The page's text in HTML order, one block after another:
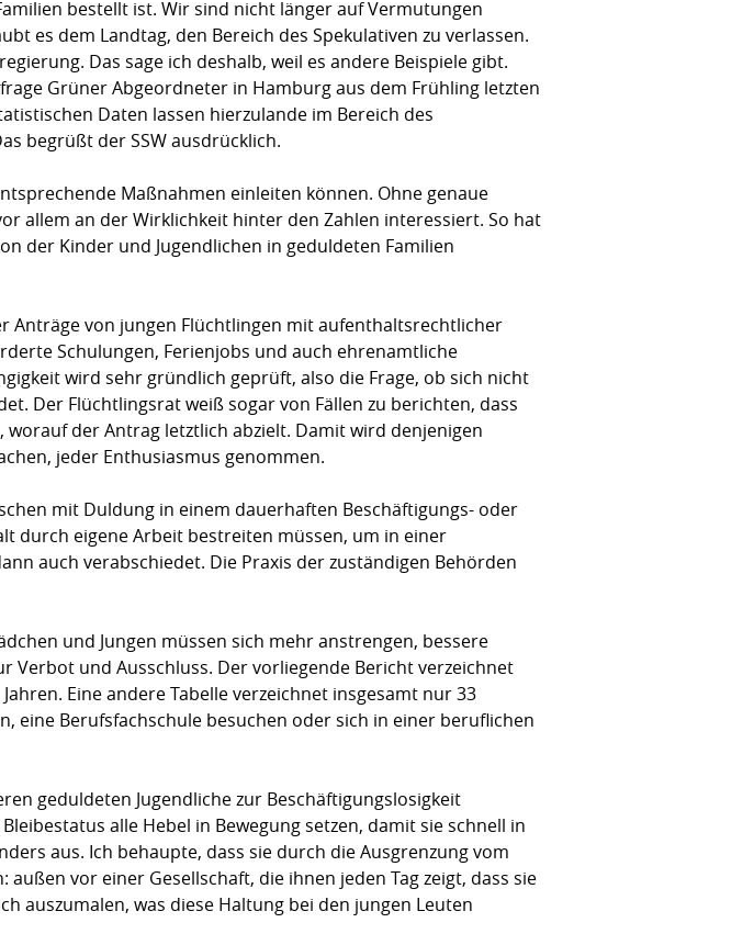
bestellt ist. Wir sind nicht länger auf Vermutungen
es dem Landtag, den Bereich des Spekulativen zu verlassen.
Das sage ich deshalb, weil es andere Beispiele gibt.
Grüner Abgeordneter in Hamburg aus dem Frühling letzten
Daten lassen hierzulande im Bereich des
begrüßt der SSW ausdrücklich.
Maßnahmen einleiten können. Ohne genaue
allem an der Wirklichkeit hinter den Zahlen interessiert. So hat
der Kinder und Jugendlichen in geduldeten Familien
Anträge von jungen Flüchtlingen mit aufenthaltsrechtlicher
Schulungen, Ferienjobs und auch ehrenamtliche
wird sehr gründlich geprüft, also die Frage, ob sich nicht
Der Flüchtlingsrat weiß sogar von Fällen zu berichten, dass
der Antrag letztlich abzielt. Damit wird denjenigen
jeder Enthusiasmus genommen.
mit Duldung in einem dauerhaften Beschäftigungs- oder
durch eigene Arbeit bestreiten müssen, um in einer
auch verabschiedet. Die Praxis der zuständigen Behörden
und Jungen müssen sich mehr anstrengen, bessere
und Ausschluss. Der vorliegende Bericht verzeichnet
Eine andere Tabelle verzeichnet insgesamt nur 33
eine Berufsfachschule besuchen oder sich in einer beruflichen
geduldeten Jugendliche zur Beschäftigungslosigkeit
alle Hebel in Bewegung setzen, damit sie schnell in
aus. Ich behaupte, dass sie durch die Ausgrenzung vom
vor einer Gesellschaft, die ihnen jeden Tag zeigt, dass sie
auszumalen, was diese Haltung bei den jungen Leuten